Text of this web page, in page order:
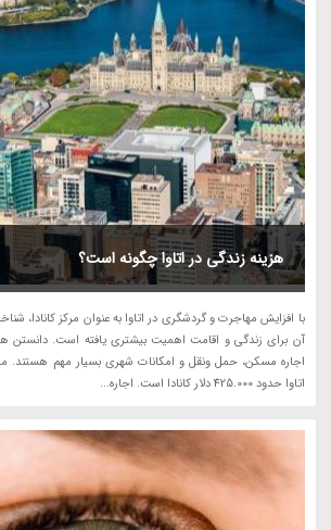
هزینه زندگی در اتاوا چگونه است؟
با افزایش مهاجرت و گردشگری در اتاوا به عنوان مرکز کانادا،
آن برای زندگی و اقامت اهمیت بیشتری یافته است. دانستن
اجاره مسکن، حمل ونقل و امکانات شهری بسیار مهم هستند.
اتاوا حدود 425.000 دلار کانادا است. اجاره...